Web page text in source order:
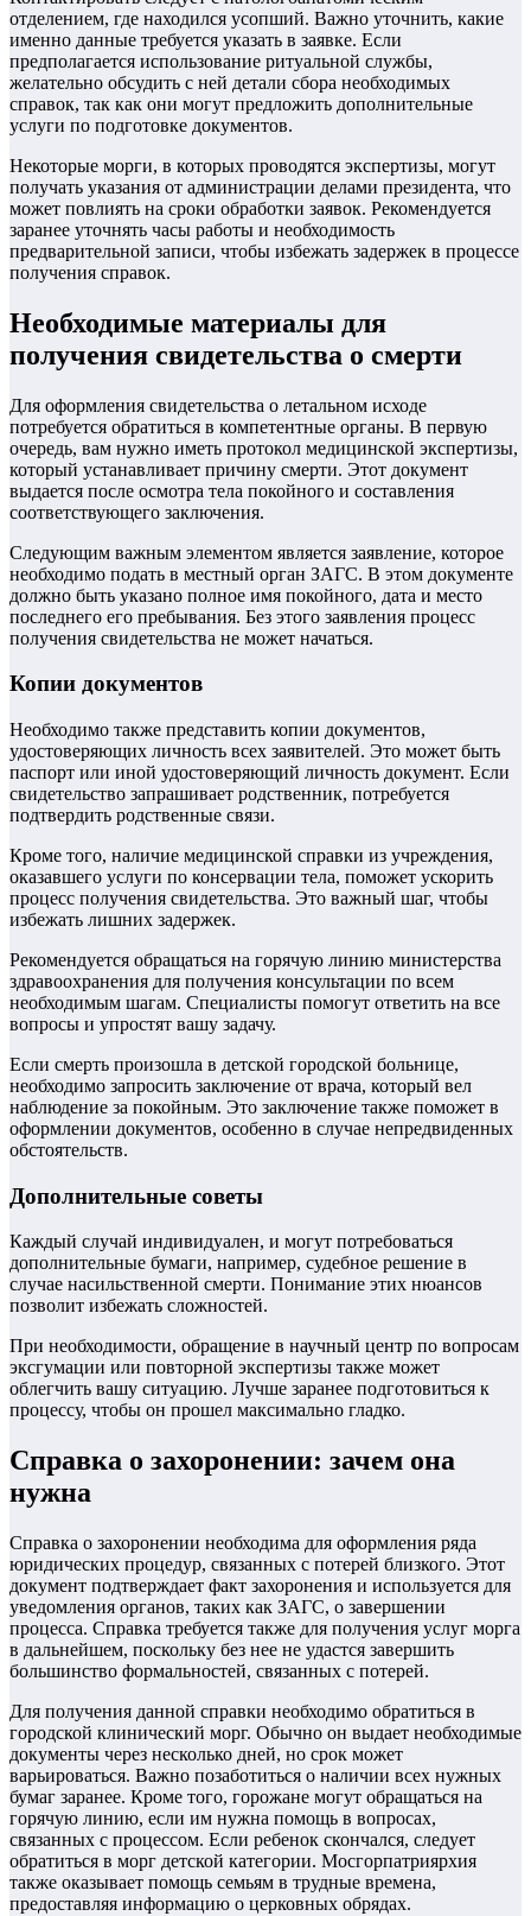
отделением, где находился усопший. Важно уточнить, какие
именно данные требуется указать в заявке. Если
предполагается использование ритуальной службы,
желательно обсудить с ней детали сбора необходимых
справок, так как они могут предложить дополнительные
услуги по подготовке документов.
Некоторые морги, в которых проводятся экспертизы, могут
получать указания от администрации делами президента, что
может повлиять на сроки обработки заявок. Рекомендуется
заранее уточнять часы работы и необходимость
предварительной записи, чтобы избежать задержек в процессе
получения справок.
Необходимые материалы для
получения свидетельства о смерти
Для оформления свидетельства о летальном исходе
потребуется обратиться в компетентные органы. В первую
очередь, вам нужно иметь протокол медицинской экспертизы,
который устанавливает причину смерти. Этот документ
выдается после осмотра тела покойного и составления
соответствующего заключения.
Следующим важным элементом является заявление, которое
необходимо подать в местный орган ЗАГС. В этом документе
должно быть указано полное имя покойного, дата и место
последнего его пребывания. Без этого заявления процесс
получения свидетельства не может начаться.
Копии документов
Необходимо также представить копии документов,
удостоверяющих личность всех заявителей. Это может быть
паспорт или иной удостоверяющий личность документ. Если
свидетельство запрашивает родственник, потребуется
подтвердить родственные связи.
Кроме того, наличие медицинской справки из учреждения,
оказавшего услуги по консервации тела, поможет ускорить
процесс получения свидетельства. Это важный шаг, чтобы
избежать лишних задержек.
Рекомендуется обращаться на горячую линию министерства
здравоохранения для получения консультации по всем
необходимым шагам. Специалисты помогут ответить на все
вопросы и упростят вашу задачу.
Если смерть произошла в детской городской больнице,
необходимо запросить заключение от врача, который вел
наблюдение за покойным. Это заключение также поможет в
оформлении документов, особенно в случае непредвиденных
обстоятельств.
Дополнительные советы
Каждый случай индивидуален, и могут потребоваться
дополнительные бумаги, например, судебное решение в
случае насильственной смерти. Понимание этих нюансов
позволит избежать сложностей.
При необходимости, обращение в научный центр по вопросам
эксгумации или повторной экспертизы также может
облегчить вашу ситуацию. Лучше заранее подготовиться к
процессу, чтобы он прошел максимально гладко.
Справка о захоронении: зачем она
нужна
Справка о захоронении необходима для оформления ряда
юридических процедур, связанных с потерей близкого. Этот
документ подтверждает факт захоронения и используется для
уведомления органов, таких как ЗАГС, о завершении
процесса. Справка требуется также для получения услуг морга
в дальнейшем, поскольку без нее не удастся завершить
большинство формальностей, связанных с потерей.
Для получения данной справки необходимо обратиться в
городской клинический морг. Обычно он выдает необходимые
документы через несколько дней, но срок может
варьироваться. Важно позаботиться о наличии всех нужных
бумаг заранее. Кроме того, горожане могут обращаться на
горячую линию, если им нужна помощь в вопросах,
связанных с процессом. Если ребенок скончался, следует
обратиться в морг детской категории. Мосгорпатриярхия
также оказывает помощь семьям в трудные времена,
предоставляя информацию о церковных обрядах.